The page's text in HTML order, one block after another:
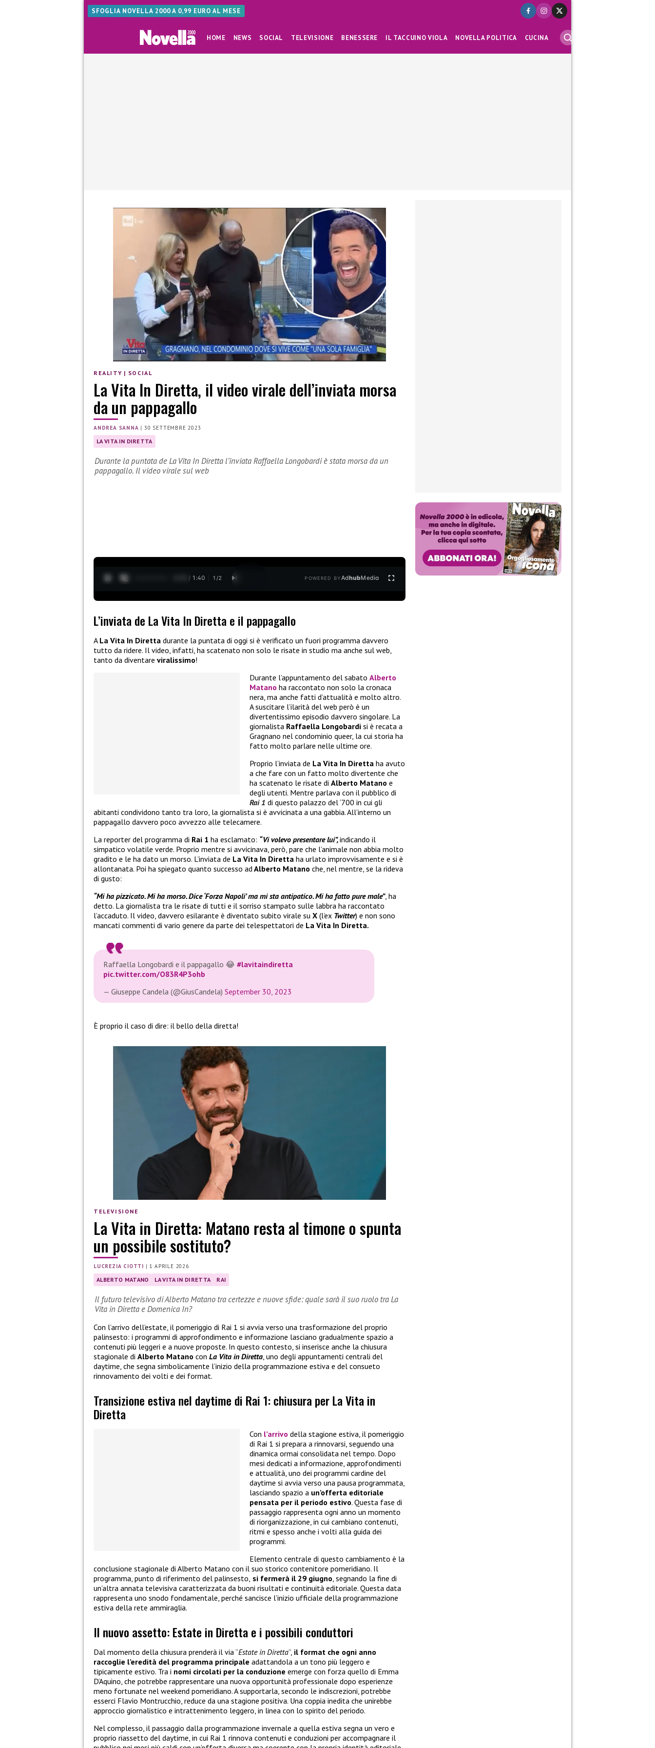
SFOGLIA NOVELLA 2000 A 0,99 EURO AL MESE
HOME NEWS SOCIAL TELEVISIONE BENESSERE IL TACCUINO VIOLA NOVELLA POLITICA CUCINA
REALITY | SOCIAL
La Vita In Diretta, il video virale dell’inviata morsa
da un pappagallo
ANDREA SANNA |30 SETTEMBRE 2023
LA VITA IN DIRETTA
Durante la puntata de La Vita In Diretta l’inviata Raffaella Longobardi è stata morsa da un
pappagallo. Il video virale sul web
0:26 / 1:40 1 /2 POWERED BYAdhubMedia
L’inviata de La Vita In Diretta e il pappagallo
A La Vita In Diretta durante la puntata di oggi si è verificato un fuori programma davvero
tutto da ridere. Il video, infatti, ha scatenato non solo le risate in studio ma anche sul web,
tanto da diventare viralissimo!
Durante l’appuntamento del sabato Alberto
Matano ha raccontato non solo la cronaca
nera, ma anche fatti d’attualità e molto altro.
A suscitare l’ilarità del web però è un
divertentissimo episodio davvero singolare. La
giornalista Raffaella Longobardi si è recata a
Gragnano nel condominio queer, la cui storia ha
fatto molto parlare nelle ultime ore.
Proprio l’inviata de La Vita In Diretta ha avuto
a che fare con un fatto molto divertente che
ha scatenato le risate di Alberto Matano e
degli utenti. Mentre parlava con il pubblico di
Rai 1 di questo palazzo del ‘700 in cui gli
abitanti condividono tanto tra loro, la giornalista si è avvicinata a una gabbia. All’interno un
pappagallo davvero poco avvezzo alle telecamere.
La reporter del programma di Rai 1 ha esclamato: “Vi volevo presentare lui”,indicando il
simpatico volatile verde. Proprio mentre si avvicinava, però, pare che l’animale non abbia molto
gradito e le ha dato un morso. L’inviata de La Vita In Diretta ha urlato improvvisamente e si è
allontanata. Poi ha spiegato quanto successo adAlberto Matano che, nel mentre, se la rideva
di gusto:
“Mi ha pizzicato. Mi ha morso. Dice ‘Forza Napoli’ ma mi sta antipatico. Mi ha fatto pure male”, ha
detto. La giornalista tra le risate di tutti e il sorriso stampato sulle labbra ha raccontato
l’accaduto. Il video, davvero esilarante è diventato subito virale su X (l’ex Twitter) e non sono
mancati commenti di vario genere da parte dei telespettatori de La Vita In Diretta.
Raffaella Longobardi e il pappagallo 😂 #lavitaindiretta
pic.twitter.com/O83R4P3ohb
— Giuseppe Candela (@GiusCandela) September 30, 2023
È proprio il caso di dire: il bello della diretta!
TELEVISIONE
La Vita in Diretta: Matano resta al timone o spunta
un possibile sostituto?
LUCREZIA CIOTTI | 1 APRILE 2026
ALBERTO MATANO LA VITA IN DIRETTA RAI
Il futuro televisivo di Alberto Matano tra certezze e nuove sfide: quale sarà il suo ruolo tra La
Vita in Diretta e Domenica In?
Con l’arrivo dell’estate, il pomeriggio di Rai 1 si avvia verso una trasformazione del proprio
palinsesto: i programmi di approfondimento e informazione lasciano gradualmente spazio a
contenuti più leggeri e a nuove proposte. In questo contesto, si inserisce anche la chiusura
stagionale di Alberto Matano con La Vita in Diretta , uno degli appuntamenti centrali del
daytime, che segna simbolicamente l’inizio della programmazione estiva e del consueto
rinnovamento dei volti e dei format.
Transizione estiva nel daytime di Rai 1: chiusura per La Vita in
Diretta
Con l’arrivo della stagione estiva, il pomeriggio
di Rai 1 si prepara a rinnovarsi, seguendo una
dinamica ormai consolidata nel tempo. Dopo
mesi dedicati a informazione, approfondimenti
e attualità, uno dei programmi cardine del
daytime si avvia verso una pausa programmata,
lasciando spazio a un’offerta editoriale
pensata per il periodo estivo. Questa fase di
passaggio rappresenta ogni anno un momento
di riorganizzazione, in cui cambiano contenuti,
ritmi e spesso anche i volti alla guida dei
programmi.
Elemento centrale di questo cambiamento è la
conclusione stagionale di Alberto Matano con il suo storico contenitore pomeridiano. Il
programma, punto di riferimento del palinsesto, si fermerà il 29 giugno, segnando la fine di
un’altra annata televisiva caratterizzata da buoni risultati e continuità editoriale. Questa data
rappresenta uno snodo fondamentale, perché sancisce l’inizio ufficiale della programmazione
estiva della rete ammiraglia.
Il nuovo assetto: Estate in Diretta e i possibili conduttori
Dal momento della chiusura prenderà il via “Estate in Diretta”, il format che ogni anno
raccoglie l’eredità del programma principale adattandola a un tono più leggero e
tipicamente estivo. Tra i nomi circolati per la conduzione emerge con forza quello di Emma
D’Aquino, che potrebbe rappresentare una nuova opportunità professionale dopo esperienze
meno fortunate nel weekend pomeridiano. A supportarla, secondo le indiscrezioni, potrebbe
esserci Flavio Montrucchio, reduce da una stagione positiva. Una coppia inedita che unirebbe
approccio giornalistico e intrattenimento leggero, in linea con lo spirito del periodo.
Nel complesso, il passaggio dalla programmazione invernale a quella estiva segna un vero e
proprio riassetto del daytime, in cui Rai 1 rinnova contenuti e conduzioni per accompagnare il